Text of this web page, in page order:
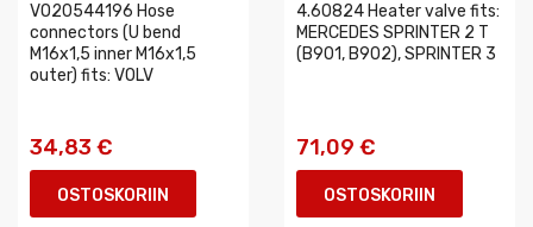
VO20544196 Hose
connectors (U bend
M16x1,5 inner M16x1,5
outer) fits: VOLV
34,83 €
OSTOSKORIIN
4.60824 Heater valve fits:
MERCEDES SPRINTER 2 T
(B901, B902), SPRINTER 3
71,09 €
OSTOSKORIIN